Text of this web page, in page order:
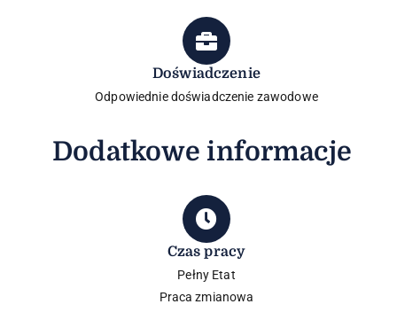
Doświadczenie
Odpowiednie doświadczenie zawodowe
Dodatkowe informacje
Czas pracy
Pełny Etat​
Praca zmianowa